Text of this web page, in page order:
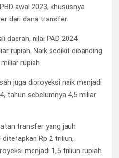
awal 2023, khususnya
dari dana transfer.
daerah, nilai PAD 2024
rupiah. Naik sedikit dibanding
rupiah.
juga diproyeksi naik menjadi
tahun sebelumnya 4,5 miliar
transfer yang jauh
Rp 2 triliun,
menjadi 1,5 triliun rupiah.